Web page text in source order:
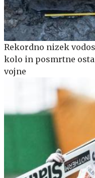
Rekordno nizek
kolo in posmrtne
vojne